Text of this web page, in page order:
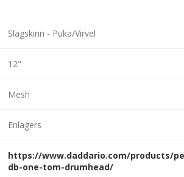
Slagskinn - Puka/Virvel
12"
Mesh
Enlagers
https://www.daddario.com/products/
db-one-tom-drumhead/